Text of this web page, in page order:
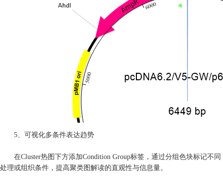
5、可视化多条件表达趋势
在Cluster热图下方添加Condition Group标签，通过分组色块标记不同
处理或组织条件，提高聚类图解读的直观性与信息量。